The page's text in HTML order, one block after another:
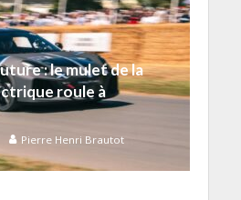
: le mulet de la
roule à
Pierre Henri Brautot